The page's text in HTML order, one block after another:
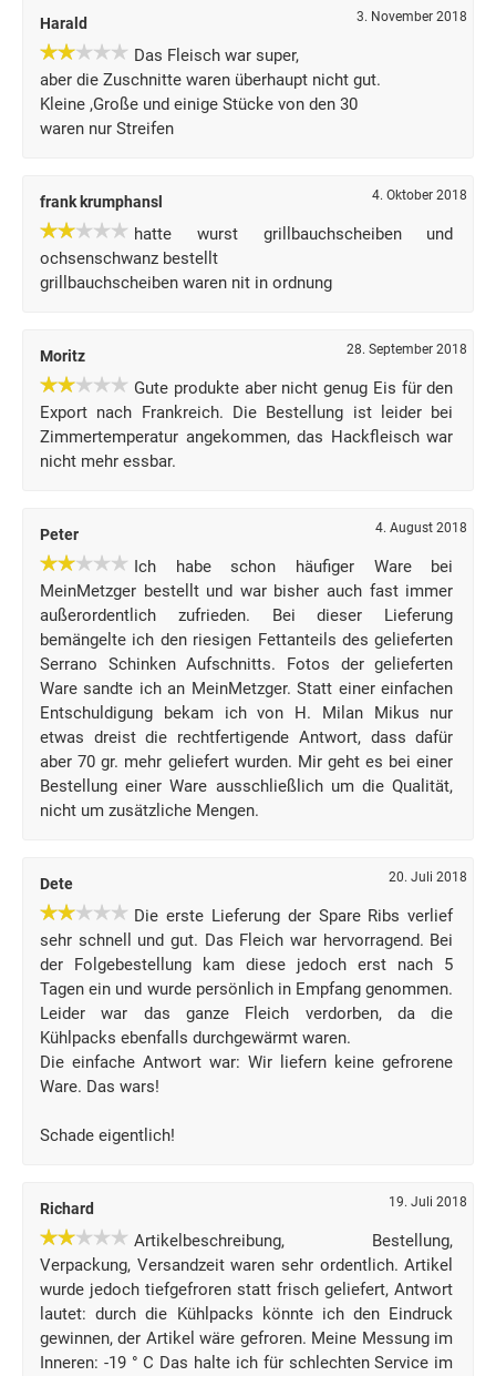
Harald 3. November 2018
Das Fleisch war super,
aber die Zuschnitte waren überhaupt nicht gut.
Kleine ,Große und einige Stücke von den 30
waren nur Streifen
frank krumphansl 4. Oktober 2018
hatte wurst grillbauchscheiben und
ochsenschwanz bestellt
grillbauchscheiben waren nit in ordnung
Moritz 28. September 2018
Gute produkte aber nicht genug Eis für den
Export nach Frankreich. Die Bestellung ist leider bei
Zimmertemperatur angekommen, das Hackfleisch war
nicht mehr essbar.
Peter 4. August 2018
Ich habe schon häufiger Ware bei
MeinMetzger bestellt und war bisher auch fast immer
außerordentlich zufrieden. Bei dieser Lieferung
bemängelte ich den riesigen Fettanteils des gelieferten
Serrano Schinken Aufschnitts. Fotos der gelieferten
Ware sandte ich an MeinMetzger. Statt einer einfachen
Entschuldigung bekam ich von H. Milan Mikus nur
etwas dreist die rechtfertigende Antwort, dass dafür
aber 70 gr. mehr geliefert wurden. Mir geht es bei einer
Bestellung einer Ware ausschließlich um die Qualität,
nicht um zusätzliche Mengen.
Dete 20. Juli 2018
Die erste Lieferung der Spare Ribs verlief
sehr schnell und gut. Das Fleich war hervorragend. Bei
der Folgebestellung kam diese jedoch erst nach 5
Tagen ein und wurde persönlich in Empfang genommen.
Leider war das ganze Fleich verdorben, da die
Kühlpacks ebenfalls durchgewärmt waren.
Die einfache Antwort war: Wir liefern keine gefrorene
Ware. Das wars!
Schade eigentlich!
Richard 19. Juli 2018
Artikelbeschreibung, Bestellung,
Verpackung, Versandzeit waren sehr ordentlich. Artikel
wurde jedoch tiefgefroren statt frisch geliefert, Antwort
lautet: durch die Kühlpacks könnte ich den Eindruck
gewinnen, der Artikel wäre gefroren. Meine Messung im
Inneren: -19 ° C Das halte ich für schlechten Service im